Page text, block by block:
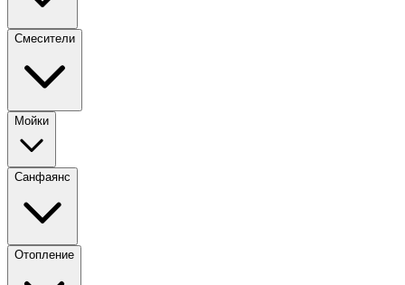
Смесители
Мойки
Санфаянс
Отопление